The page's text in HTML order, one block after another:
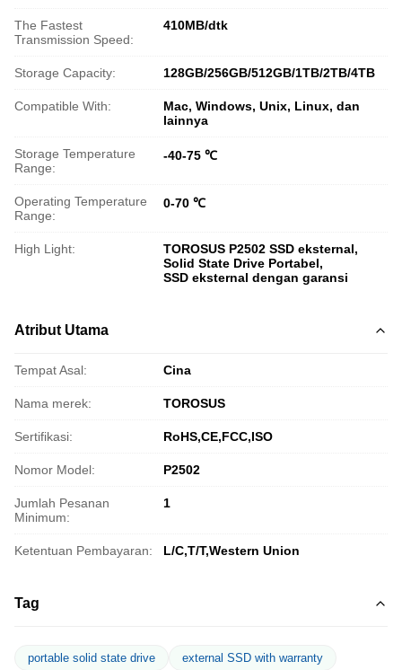
The Fastest
Transmission Speed:
410MB/dtk
Storage Capacity: 128GB/256GB/512GB/1TB/2TB/4TB
Compatible With:
Mac, Windows, Unix, Linux, dan
lainnya
Storage Temperature
Range:
-40-75 ℃
Operating Temperature
Range:
0-70 ℃
High Light: TOROSUS P2502 SSD eksternal,
Solid State Drive Portabel,
SSD eksternal dengan garansi
Atribut Utama
Tempat Asal: Cina
Nama merek: TOROSUS
Sertifikasi: RoHS,CE,FCC,ISO
Nomor Model: P2502
Jumlah Pesanan
Minimum:
1
Ketentuan Pembayaran: L/C,T/T,Western Union
Tag
portable solid state drive
external SSD with warranty